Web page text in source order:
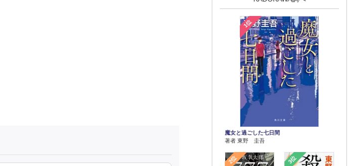
1位
魔女と過ごした七日間
著者 東野 圭吾
2位 3位